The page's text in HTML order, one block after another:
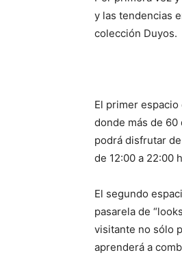
y las tendencias
colección Duyos.
El primer espacio
donde más de 60
podrá disfrutar
de 12:00 a 22:00
El segundo
pasarela de
visitante no sólo
aprenderá a